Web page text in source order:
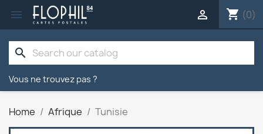
 shopping_cart (0)

search
Vous ne trouvez pas ?
Home Afrique Tunisie